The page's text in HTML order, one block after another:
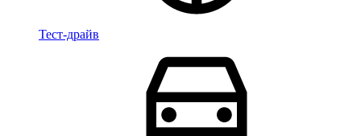
Тест-драйв